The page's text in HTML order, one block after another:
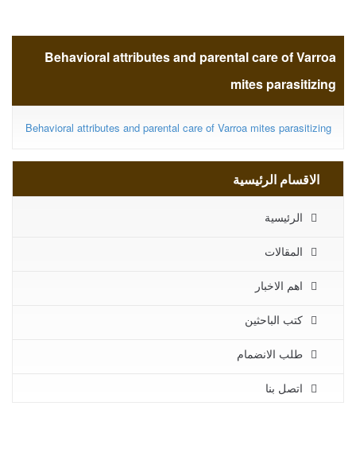
Behavioral attributes and parental care of Varroa
mites parasitizing
Behavioral attributes and parental care of Varroa mites parasitizing
الاقسام الرئيسية
الرئيسية
المقالات
اهم الاخبار
كتب الباحثين
طلب الانضمام
اتصل بنا